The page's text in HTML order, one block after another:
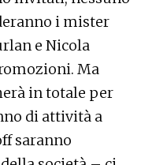
i mister
e Nicola
Ma
in totale per
di attività a
saranno